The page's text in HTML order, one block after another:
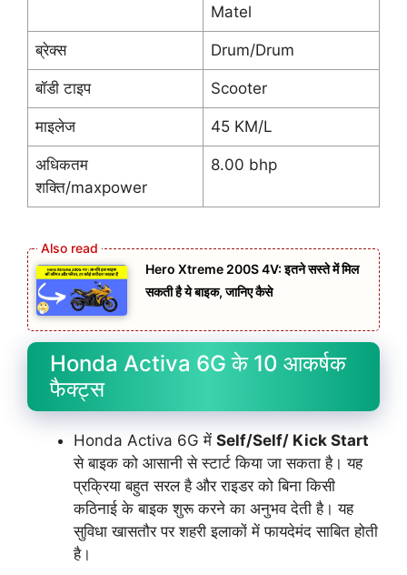
Matel
ब्रेक्स Drum/Drum
बॉडी टाइप Scooter
माइलेज 45 KM/L
अधिकतम
शक्ति/maxpower
8.00 bhp
Hero Xtreme 200S 4V: इतने सस्ते में मिल
सकती है ये बाइक, जानिए कैसे
Honda Activa 6G के 10 आकर्षक
फैक्ट्स
Honda Activa 6G में Self/Self/ Kick Start
से बाइक को आसानी से स्टार्ट किया जा सकता है। यह
प्रक्रिया बहुत सरल है और राइडर को बिना किसी
कठिनाई के बाइक शुरू करने का अनुभव देती है। यह
सुविधा खासतौर पर शहरी इलाकों में फायदेमंद साबित होती
है।